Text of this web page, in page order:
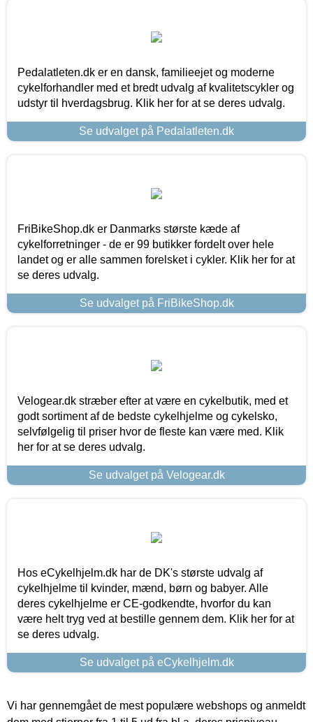
Pedalatleten.dk er en dansk, familieejet og moderne
cykelforhandler med et bredt udvalg af kvalitetscykler og
udstyr til hverdagsbrug. Klik her for at se deres udvalg.
Se udvalget på Pedalatleten.dk
FriBikeShop.dk er Danmarks største kæde af
cykelforretninger - de er 99 butikker fordelt over hele
landet og er alle sammen forelsket i cykler. Klik her for at
se deres udvalg.
Se udvalget på FriBikeShop.dk
Velogear.dk stræber efter at være en cykelbutik, med et
godt sortiment af de bedste cykelhjelme og cykelsko,
selvfølgelig til priser hvor de fleste kan være med. Klik
her for at se deres udvalg.
Se udvalget på Velogear.dk
Hos eCykelhjelm.dk har de DK's største udvalg af
cykelhjelme til kvinder, mænd, børn og babyer. Alle
deres cykelhjelme er CE-godkendte, hvorfor du kan
være helt tryg ved at bestille gennem dem. Klik her for at
se deres udvalg.
Se udvalget på eCykelhjelm.dk
Vi har gennemgået de mest populære webshops og anmeldt